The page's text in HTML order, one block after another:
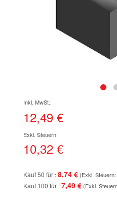
der
Bildgalerie
12,49 €
10,32 €
Kauf 50 für 8,74 €
Kauf 100 für 7,49 €